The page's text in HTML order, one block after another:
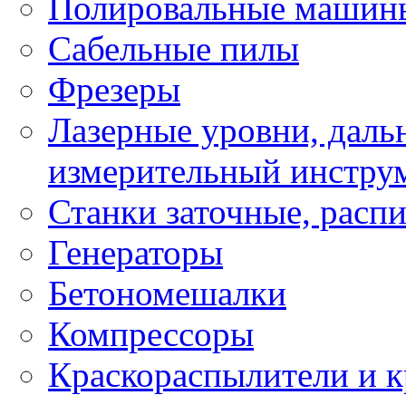
Сабельные пилы
Фрезеры
Лазерные уровни,
измерительный
Станки заточные,
Генераторы
Бетономешалки
Компрессоры
Краскораспылители и